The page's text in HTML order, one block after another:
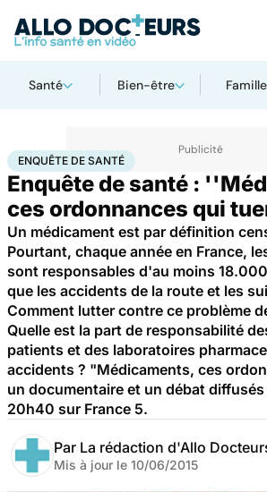
Santé Bien-être Famille
AccueilSantéMédicaments Enquête de santé
ENQUÊTE DE SANTÉ
Enquête de santé :
ces ordonnances qui
Un médicament est par définition
Pourtant, chaque année en France,
sont responsables d'au moins
que les accidents de la route et les
Comment lutter contre ce problème
Quelle est la part de responsabilité
patients et des laboratoires
accidents ? "Médicaments, ces
un documentaire et un débat
20h40 sur France 5.
Par La rédaction d'Allo
Mis à jour le 10/06/2015